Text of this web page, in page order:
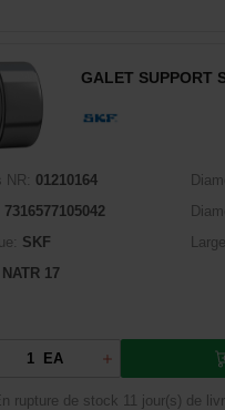
GALET SUPPORT
NR:
01210164
7316577105042
SKF
NATR 17
EA
rupture de stock 11 jour(s) de